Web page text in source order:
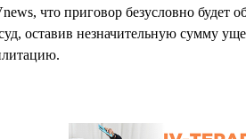
что приговор безусловно будет
оставив незначительную сумму